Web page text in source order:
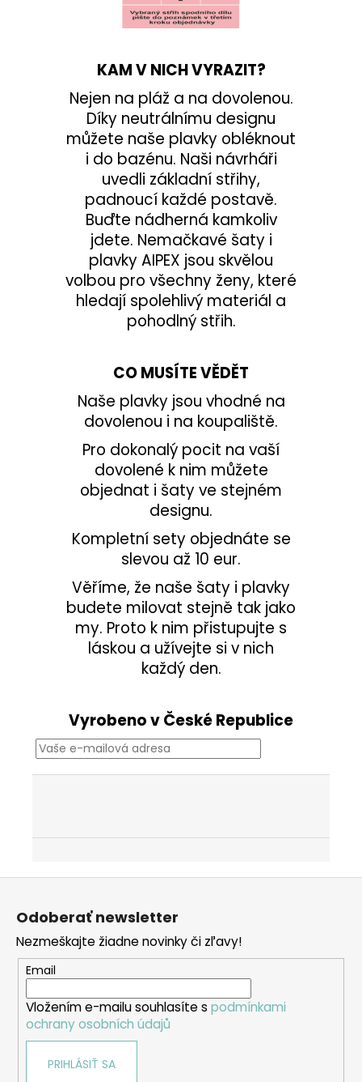
KAM V NICH VYRAZIT?
Nejen na pláž a na dovolenou.
Díky neutrálnímu designu
můžete naše plavky obléknout
i do bazénu. Naši návrháři
uvedli základní střihy,
padnoucí každé postavě.
Buďte nádherná kamkoliv
jdete. Nemačkavé šaty i
plavky AIPEX jsou skvělou
volbou pro všechny ženy, které
hledají spolehlivý materiál a
pohodlný střih.
CO MUSÍTE VĚDĚT
Naše plavky jsou vhodné na
dovolenou i na koupaliště.
Pro dokonalý pocit na vaší
dovolené k nim můžete
objednat i šaty ve stejném
designu.
Kompletní sety objednáte se
slevou až 10 eur.
Věříme, že naše šaty i plavky
budete milovat stejně tak jako
my. Proto k nim přistupujte s
láskou a užívejte si v nich
každý den.
Vyrobeno v České Republice
Odoberať newsletter
Nezmeškajte žiadne novinky či zľavy!
Email
Vložením e-mailu souhlasíte s podmínkami
ochrany osobních údajů
PRIHLÁSIŤ SA